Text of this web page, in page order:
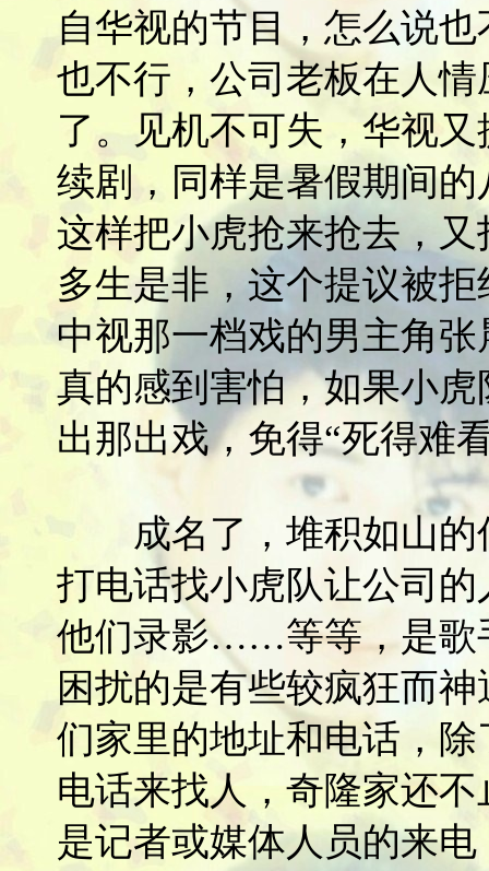
自华视的节目，怎么说
也不行，公司老板在人
了。见机不可失，华视
续剧，同样是暑假期间
这样把小虎抢来抢去，
多生是非，这个提议被
中视那一档戏的男主角
真的感到害怕，如果小
出那出戏，免得“死得难
成名了，堆积如山的
打电话找小虎队让公司
他们录影……等等，是歌
困扰的是有些较疯狂而
们家里的地址和电话，
电话来找人，奇隆家还
是记者或媒体人员的来